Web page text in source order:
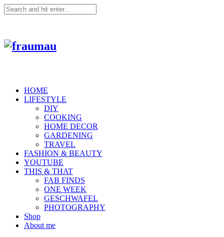
HOME
LIFESTYLE
DIY
COOKING
HOME DECOR
GARDENING
TRAVEL
FASHION & BEAUTY
YOUTUBE
THIS & THAT
FAB FINDS
ONE WEEK
GESCHWAFEL
PHOTOGRAPHY
Shop
About me